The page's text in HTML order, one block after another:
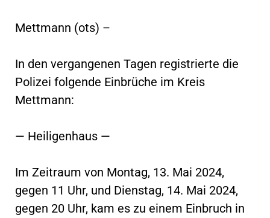
Mettmann (ots) –
In den vergangenen Tagen registrierte die
Polizei folgende Einbrüche im Kreis
Mettmann:
— Heiligenhaus —
Im Zeitraum von Montag, 13. Mai 2024,
gegen 11 Uhr, und Dienstag, 14. Mai 2024,
gegen 20 Uhr, kam es zu einem Einbruch in